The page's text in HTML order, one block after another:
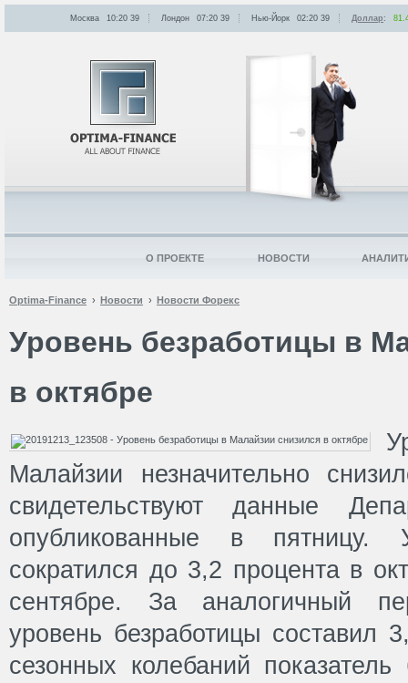
Optima-Finance Новости Новости Форекс
Уровень безработицы в
в октябре
Малайзии незначительно
свидетельствуют данные
опубликованные в пятницу.
сократился до 3,2 процента в
сентябре. За аналогичный
уровень безработицы составил
сезонных колебаний показатель
Москва 10:20 39 Лондон 07:20 39 Нью-Йорк 02:20 39 Доллар:
О ПРОЕКТЕ НОВОСТИ